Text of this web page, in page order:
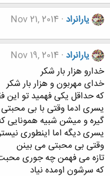
یارانراد Nov 21, 2014
یارانراد Nov 19, 2014
خدارو هزار بار شکر
خدای مهربون و هزار بار شکر
که حداقل یکی فهمید تو
یسری ادما وقتی با بی
گیره و میشن شبیه
یسری دیگه اما اینطوری
وقتی بی محبتی می بینن
تازه می فهمن چه جوری محبت
که سرشون اومده نیاد